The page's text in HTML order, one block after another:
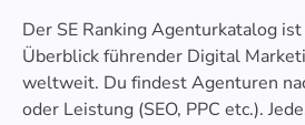
Der SE Ranking Agenturkatalog
Überblick führender Digital
weltweit. Du findest Agenturen
oder Leistung (SEO, PPC etc.).